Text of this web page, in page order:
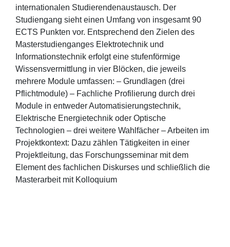
internationalen Studierendenaustausch. Der
Studiengang sieht einen Umfang von insgesamt 90
ECTS Punkten vor. Entsprechend den Zielen des
Masterstudienganges Elektrotechnik und
Informationstechnik erfolgt eine stufenförmige
Wissensvermittlung in vier Blöcken, die jeweils
mehrere Module umfassen: – Grundlagen (drei
Pflichtmodule) – Fachliche Profilierung durch drei
Module in entweder Automatisierungstechnik,
Elektrische Energietechnik oder Optische
Technologien – drei weitere Wahlfächer – Arbeiten im
Projektkontext: Dazu zählen Tätigkeiten in einer
Projektleitung, das Forschungsseminar mit dem
Element des fachlichen Diskurses und schließlich die
Masterarbeit mit Kolloquium